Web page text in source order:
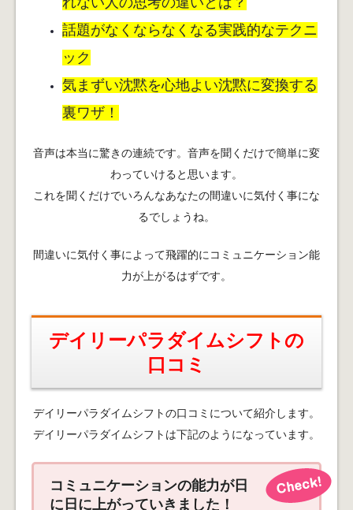
話題がなくならなくなる実践的なテクニ
ック
気まずい沈黙を心地よい沈黙に変換する
裏ワザ！
音声は本当に驚きの連続です。音声を聞くだけで簡単に変
わっていけると思います。
これを聞くだけでいろんなあなたの間違いに気付く事にな
るでしょうね。
間違いに気付く事によって飛躍的にコミュニケーション能
力が上がるはずです。
デイリーパラダイムシフトの
口コミ
デイリーパラダイムシフトの口コミについて紹介します。
デイリーパラダイムシフトは下記のようになっています。
コミュニケーションの能力が日
に日に上がっていきました！